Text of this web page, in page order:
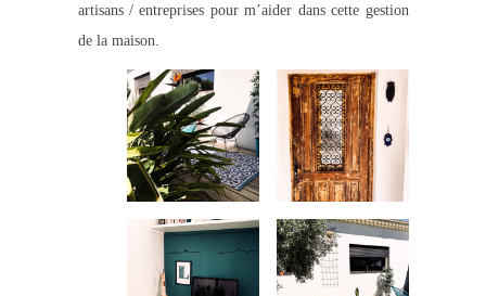
artisans / entreprises pour m’aider dans cette gestion
de la maison.